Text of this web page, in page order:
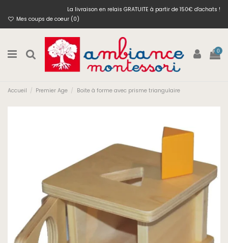
La livraison en relais GRATUITE à partir de 150€ d'achats !
Mes coups de coeur (0)
0
Accueil Premier Age Boite à forme avec prisme triangulaire